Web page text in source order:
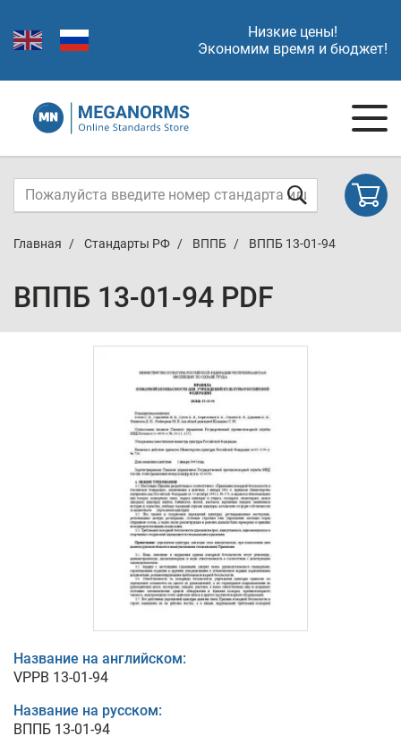
Низкие цены!
Экономим время и бюджет!
Главная Стандарты РФ ВППБ ВППБ 13-01-94
ВППБ 13-01-94 PDF
Название на английском:
VPPB 13-01-94
Название на русском:
ВППБ 13-01-94